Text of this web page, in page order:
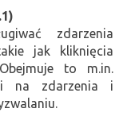
zdarzenia
jak kliknięcia
to m.in.
na zdarzenia i